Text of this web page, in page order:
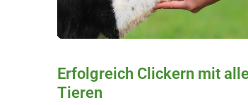
Erfolgreich Clickern mit
Tieren